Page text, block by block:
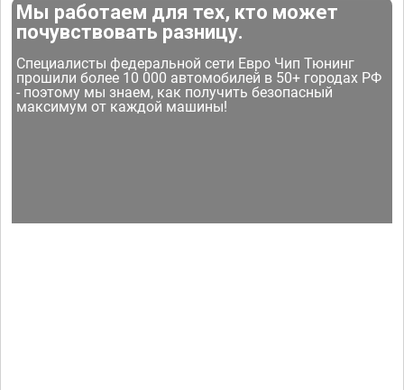
Мы работаем для тех, кто может
почувствовать разницу.
Специалисты федеральной сети Евро Чип Тюнинг
прошили более 10 000 автомобилей в 50+ городах РФ
- поэтому мы знаем, как получить безопасный
максимум от каждой машины!